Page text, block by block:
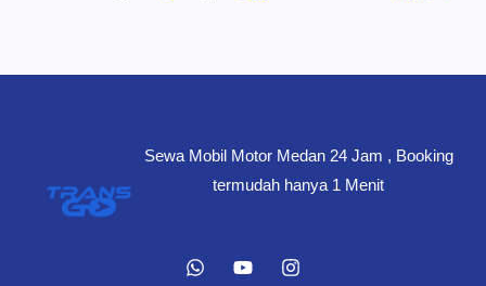
Sewa Mobil Motor Medan 24 Jam , Booking
termudah hanya 1 Menit